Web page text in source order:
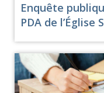
Enquête
PDA de